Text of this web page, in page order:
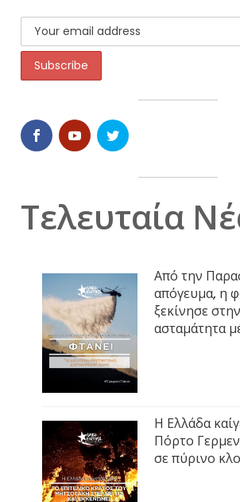
Τελευταία
Από την
απόγευμα, η
ξεκίνησε
ασταμάτητα
Η Ελλάδα
Πόρτο
σε πύρινο